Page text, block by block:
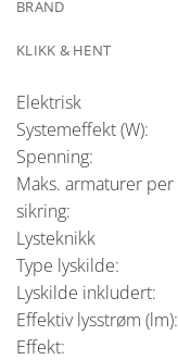
BRAND
KLIKK & HENT
Elektrisk
Systemeffekt (W):
Spenning:
Maks. armaturer per
sikring:
Lysteknikk
Type lyskilde:
Lyskilde inkludert:
Effektiv lysstrøm (lm):
Effekt: